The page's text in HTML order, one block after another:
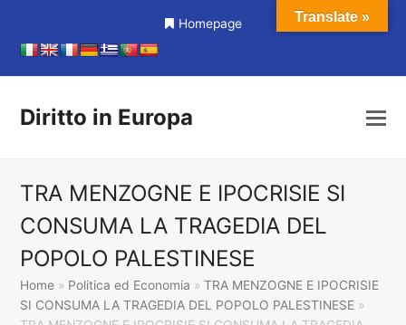
Homepage
Diritto in Europa
TRA MENZOGNE E IPOCRISIE SI
CONSUMA LA TRAGEDIA DEL
POPOLO PALESTINESE
Home » Politica ed Economia »TRA MENZOGNE E IPOCRISIE
SI CONSUMA LA TRAGEDIA DEL POPOLO PALESTINESE »
Translate »